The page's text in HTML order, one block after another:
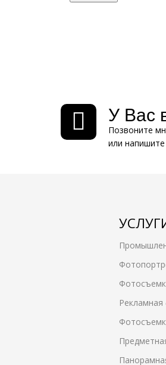
У Вас
Позвоните
или